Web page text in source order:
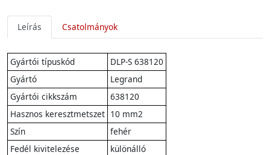
Leírás Csatolmányok
Gyártói típuskód
DLP-S 638120
Gyártó
Legrand
Gyártói cikkszám
638120
Hasznos keresztmetszet 10 mm2
Szín
fehér
Fedél kivitelezése
különálló